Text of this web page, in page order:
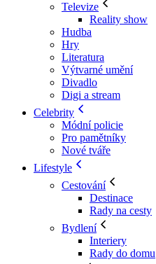
Televize
Reality show
Hudba
Hry
Literatura
Výtvarné umění
Divadlo
Digi a stream
Celebrity
Módní policie
Pro pamětníky
Nové tváře
Lifestyle
Cestování
Destinace
Rady na cesty
Bydlení
Interiery
Rady do domu